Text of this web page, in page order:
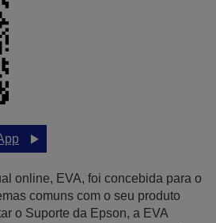
online, EVA, foi concebida para o
comuns com o seu produto
o Suporte da Epson, a EVA